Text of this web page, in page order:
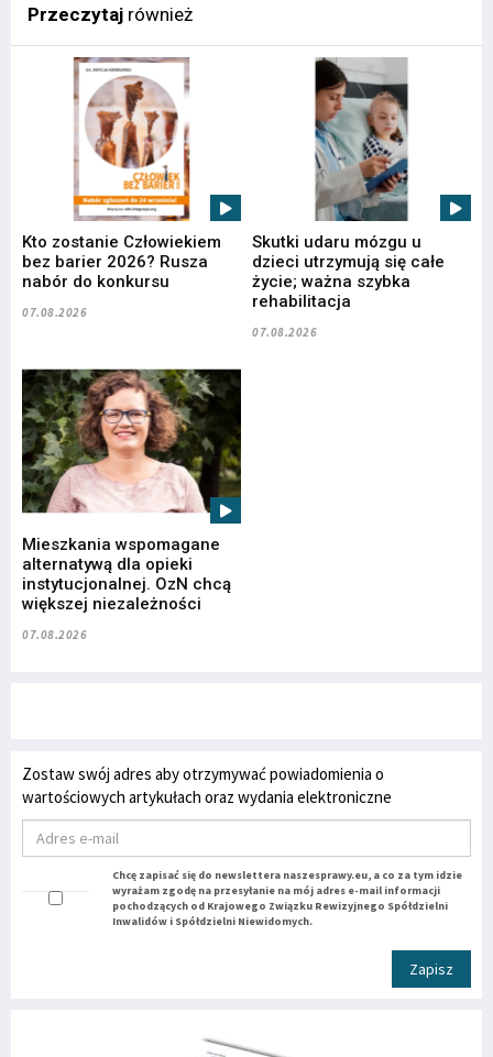
Przeczytaj również
Kto zostanie Człowiekiem
bez barier 2026? Rusza
nabór do konkursu
07.08.2026
Skutki udaru mózgu u
dzieci utrzymują się całe
życie; ważna szybka
rehabilitacja
07.08.2026
Mieszkania wspomagane
alternatywą dla opieki
instytucjonalnej. OzN chcą
większej niezależności
07.08.2026
Zostaw swój adres aby otrzymywać powiadomienia o
wartościowych artykułach oraz wydania elektroniczne
Chcę zapisać się do newslettera naszesprawy.eu, a co za tym idzie
wyrażam zgodę na przesyłanie na mój adres e-mail informacji
pochodzących od Krajowego Związku Rewizyjnego Spółdzielni
Inwalidów i Spółdzielni Niewidomych.
Zapisz